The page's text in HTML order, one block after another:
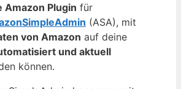
Amazon Plugin für
(ASA), mit
von Amazon auf deine
und aktuell
können.